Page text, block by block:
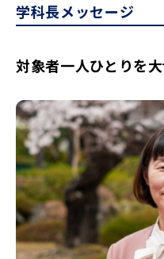
学科長メッセージ
対象者一人ひとりを